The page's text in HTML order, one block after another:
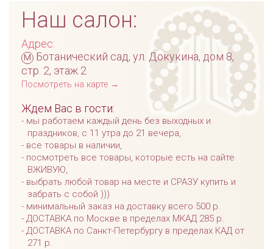
Наш салон:
Адрес:
м Ботанический сад, ул. Докукина, дом 8,
стр. 2, этаж 2
Посмотреть на карте →
Ждем Вас в гости:
мы работаем каждый день без выходных и
праздников, с 11 утра до 21 вечера,
все товары в наличии,
посмотреть все товары, которые есть на сайте
ВЖИВУЮ,
выбрать любой товар на месте и СРАЗУ купить и
забрать с собой )))
минимальный заказ на доставку всего 500 р.
ДОСТАВКА по Москве в пределах МКАД 285 р.
ДОСТАВКА по Санкт-Петербургу в пределах КАД от
271 р.